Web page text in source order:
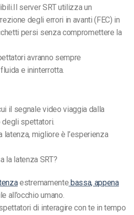
Il server SRTutilizza un
degli errori in avanti (FEC) in
persi senza compromettere la
avranno sempre
e ininterrotta.
il segnale video viaggia dalla
spettatori.
latenza, migliore è l’esperienza
la latenza SRT?
estremamente bassa, appena
all’occhio umano.
di interagire con te in tempo